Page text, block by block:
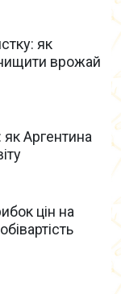
як
врожай
Аргентина
цін на